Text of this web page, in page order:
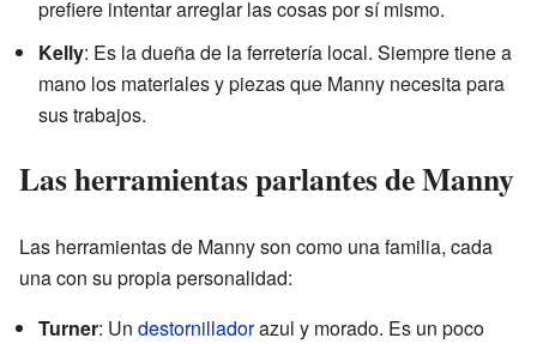
prefiere intentar arreglar las cosas por sí mismo.
Kelly: Es la dueña de la ferretería local. Siempre tiene a
mano los materiales y piezas que Manny necesita para
sus trabajos.
Las herramientas parlantes de Manny
Las herramientas de Manny son como una familia, cada
una con su propia personalidad:
Turner: Un destornilladorazul y morado. Es un poco